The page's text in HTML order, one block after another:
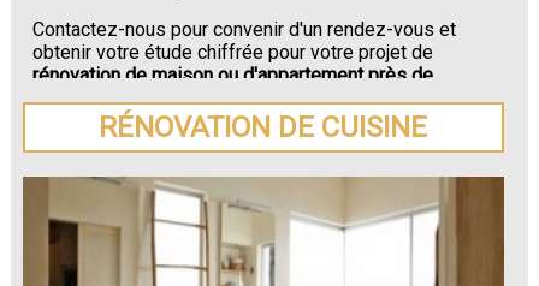
Contactez-nous pour convenir d'un rendez-vous et
obtenir votre étude chiffrée pour votre projet de
rénovation de maison ou d'appartement près de
Saint-Boil.
RÉNOVATION DE CUISINE